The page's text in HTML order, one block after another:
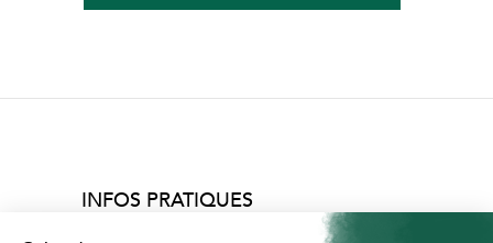
INFOS PRATIQUES